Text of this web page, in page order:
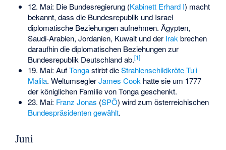
12. Mai: Die Bundesregierung (Kabinett Erhard I) macht
bekannt, dass die Bundesrepublik und Israel
diplomatische Beziehungen aufnehmen. Ägypten,
Saudi-Arabien, Jordanien, Kuwait und der Irak brechen
daraufhin die diplomatischen Beziehungen zur
Bundesrepublik Deutschland ab.[1]
19. Mai: AufTongastirbt dieStrahlenschildkröte Tuʻi
Malila. WeltumseglerJames Cook hatte sie um 1777
der königlichen Familie von Tonga geschenkt.
23. Mai: Franz Jonas (SPÖ) wird zum österreichischen
Bundespräsidenten gewählt.
Juni